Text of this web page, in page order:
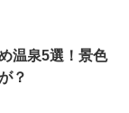
温泉5選！景色
？